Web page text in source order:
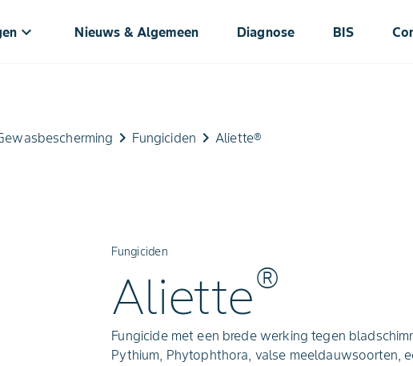
keyboard_arrow_down Nieuws & Algemeen Diagnose BIS
keyboard_arrow_right Fungiciden keyboard_arrow_right Aliette®
Fungiciden
Aliette®
Fungicide met een brede werking tegen
Pythium, Phytophthora, valse meeldauwsoorten,